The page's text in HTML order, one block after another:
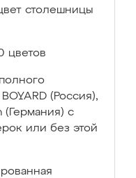
столешницы
цветов
(Россия),
(Германия) с
или без этой